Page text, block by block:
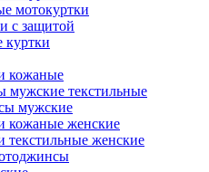
мотокуртки
с защитой
куртки
кожаные
мужские текстильные
мужские
кожаные женские
женские